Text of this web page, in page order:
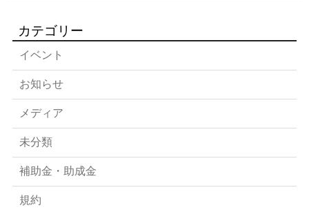
カテゴリー
イベント
お知らせ
メディア
未分類
補助金・助成金
規約